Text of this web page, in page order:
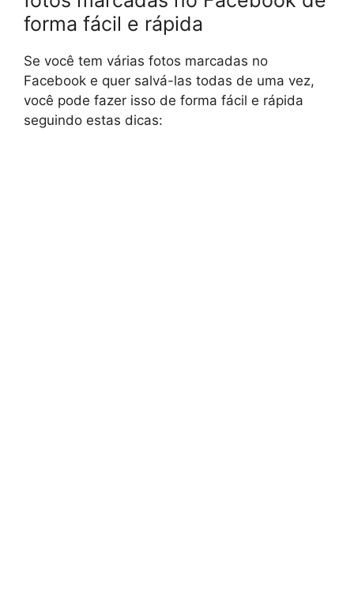
forma fácil e rápida
Se você tem várias fotos marcadas no
Facebook e quer salvá-las todas de uma vez,
você pode fazer isso de forma fácil e rápida
seguindo estas dicas: